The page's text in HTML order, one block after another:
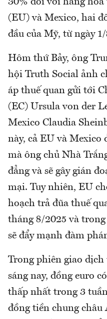
30% đối với hàng
(EU) và Mexico, hai
đầu của Mỹ, từ ngày
Hôm thứ Bảy, ông
hội Truth Social ảnh
áp thuế quan gửi tới
(EC) Ursula von der
Mexico Claudia
này, cả EU và Mexico
mà ông chủ Nhà
đẳng và sẽ gây gián
mại. Tuy nhiên, EU
hoạch trả đũa thuế
tháng 8/2025 và
sẽ đẩy mạnh đàm
Trong phiên giao
sáng nay, đồng euro
thấp nhất trong 3
đồng tiền chung châu